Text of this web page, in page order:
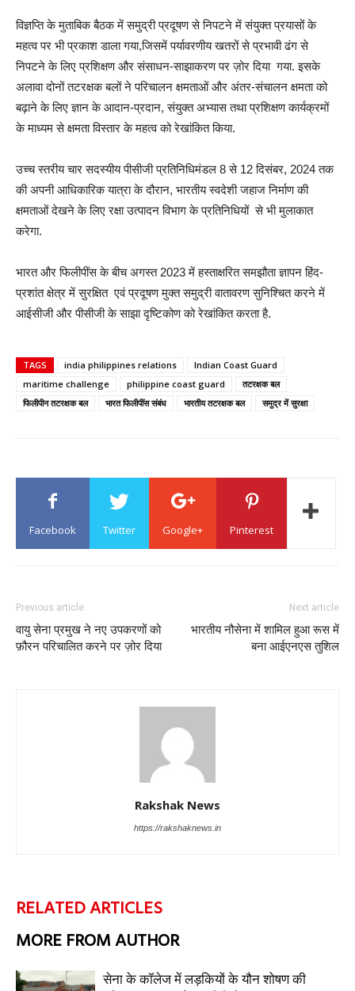
विज्ञप्ति के मुताबिक बैठक में समुद्री प्रदूषण से निपटने में संयुक्त प्रयासों के
महत्व पर भी प्रकाश डाला गया,जिसमें पर्यावरणीय खतरों से प्रभावी ढंग से
निपटने के लिए प्रशिक्षण और संसाधन-साझाकरण पर ज़ोर दिया गया. इसके
अलावा दोनों तटरक्षक बलों ने परिचालन क्षमताओं और अंतर-संचालन क्षमता को
बढ़ाने के लिए ज्ञान के आदान-प्रदान, संयुक्त अभ्यास तथा प्रशिक्षण कार्यक्रमों
के माध्यम से क्षमता विस्तार के महत्व को रेखांकित किया.
उच्च स्तरीय चार सदस्यीय पीसीजी प्रतिनिधिमंडल 8 से 12 दिसंबर, 2024 तक
की अपनी आधिकारिक यात्रा के दौरान, भारतीय स्वदेशी जहाज निर्माण की
क्षमताओं देखने के लिए रक्षा उत्पादन विभाग के प्रतिनिधियों से भी मुलाकात
करेगा.
भारत और फिलीपींस के बीच अगस्त 2023 में हस्ताक्षरित समझौता ज्ञापन हिंद-
प्रशांत क्षेत्र में सुरक्षित एवं प्रदूषण मुक्त समुद्री वातावरण सुनिश्चित करने में
आईसीजी और पीसीजी के साझा दृष्टिकोण को रेखांकित करता है.
TAGS india philippines relations
Indian Coast Guard
maritime challenge
philippine coast guard
तटरक्षक बल
फिलीपीन तटरक्षक बल
भारत फिलीपींस संबंध भारतीय तटरक्षक बल समुद्र में सुरक्षा
Facebook Twitter Google+ Pinterest
Previous article
वायु सेना प्रमुख ने नए उपकरणों को
फ़ौरन परिचालित करने पर ज़ोर दिया
Next article
भारतीय नौसेना में शामिल हुआ रूस में
बना आईएनएस तुशिल
Rakshak News
https://rakshaknews.in
RELATED ARTICLES
MORE FROM AUTHOR
सेना के कॉलेज में लड़कियों के यौन शोषण की